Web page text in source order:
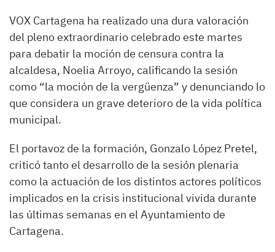
VOX Cartagena ha realizado una dura valoración
del pleno extraordinario celebrado este martes
para debatir la moción de censura contra la
alcaldesa, Noelia Arroyo, calificando la sesión
como “la moción de la vergüenza” y denunciando lo
que considera un grave deterioro de la vida política
municipal.
El portavoz de la formación, Gonzalo López Pretel,
criticó tanto el desarrollo de la sesión plenaria
como la actuación de los distintos actores políticos
implicados en la crisis institucional vivida durante
las últimas semanas en el Ayuntamiento de
Cartagena.